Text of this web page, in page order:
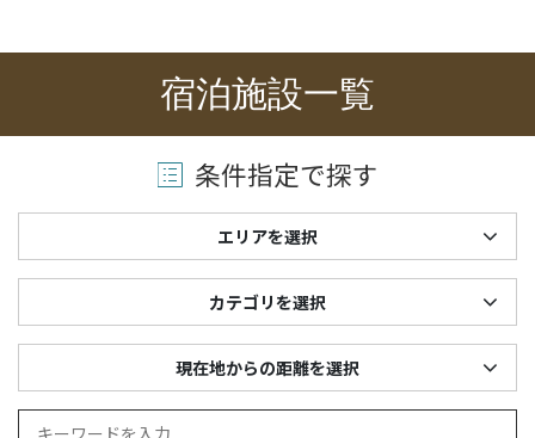
宿泊施設一覧
条件指定で探す
エリアを選択
カテゴリを選択
現在地からの距離を選択